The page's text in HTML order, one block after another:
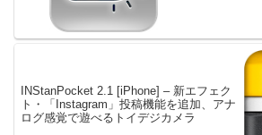
INStanPocket 2.1 [iPhone] – 新エフェク
ト・「Instagram」投稿機能を追加、アナ
ログ感覚で遊べるトイデジカメラ